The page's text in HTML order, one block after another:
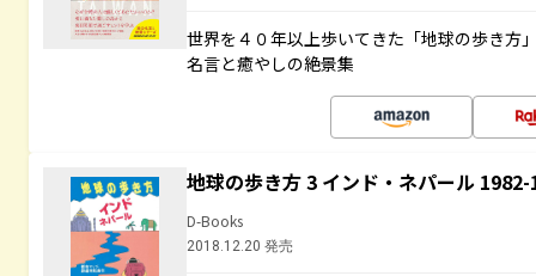
世界を４０年以上歩いてきた「地球の歩き方
名言と癒やしの絶景集
地球の歩き方 3 インド・ネパール
D-Books
2018.12.20 発売